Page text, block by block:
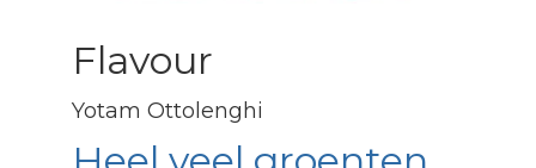
Flavour
Yotam Ottolenghi